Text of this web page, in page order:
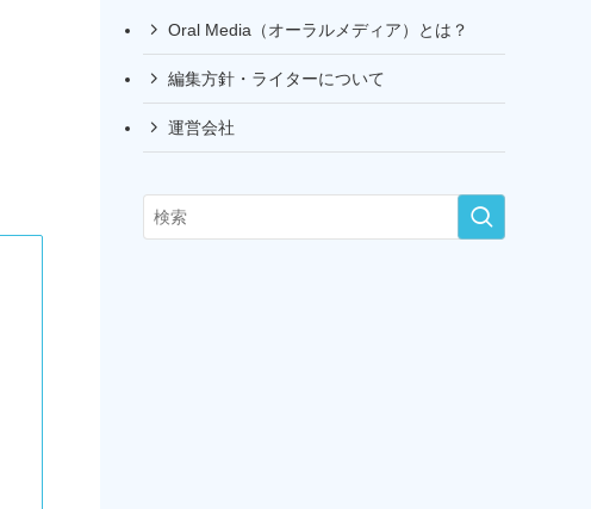
Oral Media（オーラルメディア）とは？
編集方針・ライターについて
運営会社